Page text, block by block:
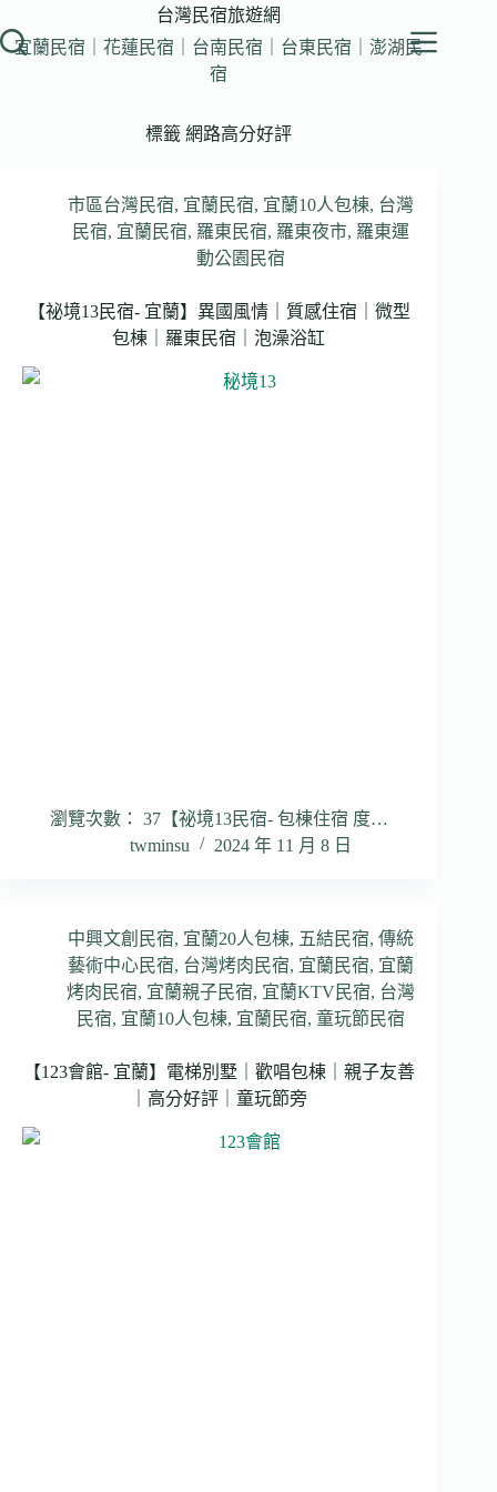
至
台灣民宿旅遊網
宜蘭民宿｜花蓮民宿｜台南民宿｜台東民宿｜澎湖民
宿
標籤 網路高分好評
市區台灣民宿, 宜蘭民宿, 宜蘭10人包棟, 台灣
民宿, 宜蘭民宿, 羅東民宿, 羅東夜市, 羅東運
動公園民宿
【祕境13民宿- 宜蘭】異國風情｜質感住宿｜微型
包棟｜羅東民宿｜泡澡浴缸
瀏覽次數： 37【祕境13民宿- 包棟住宿 度…
twminsu
2024 年 11 月 8 日
中興文創民宿, 宜蘭20人包棟, 五結民宿,傳統
藝術中心民宿, 台灣烤肉民宿, 宜蘭民宿, 宜蘭
烤肉民宿, 宜蘭親子民宿, 宜蘭KTV民宿, 台灣
民宿, 宜蘭10人包棟, 宜蘭民宿,童玩節民宿
【123會館- 宜蘭】電梯別墅｜歡唱包棟｜親子友善
｜高分好評｜童玩節旁